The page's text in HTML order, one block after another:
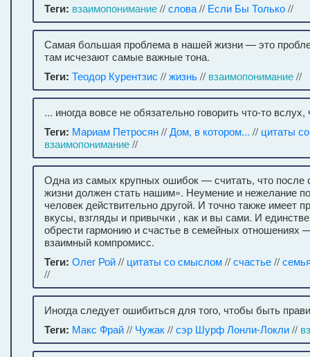
Теги: взаимопонимание//слова// Если Бы Только//
Самая большая проблема в нашей жизни — это
там исчезают самые важные тона.
Теги: Теодор Курентзис //жизнь// взаимопонимание//
... иногда вовсе не обязательно говорить что-то
Теги: Мариам Петросян//Дом, в котором... // цитаты
взаимопонимание//
Одна из самых крупных ошибок — считать, что после
жизни должен стать нашим». Неумение и нежелание
человек действительно другой. И точно также имеет
вкусы, взгляды и привычки , как и вы сами. И
обрести гармонию и счастье в семейных отношениях
взаимный компромисс.
Теги: Олег Рой// цитаты со смыслом//счастье//
//
Иногда следует ошибиться для того, чтобы быть
Теги: Макс Фрай// Чужак//сэр Шурф Лонли-Локли//